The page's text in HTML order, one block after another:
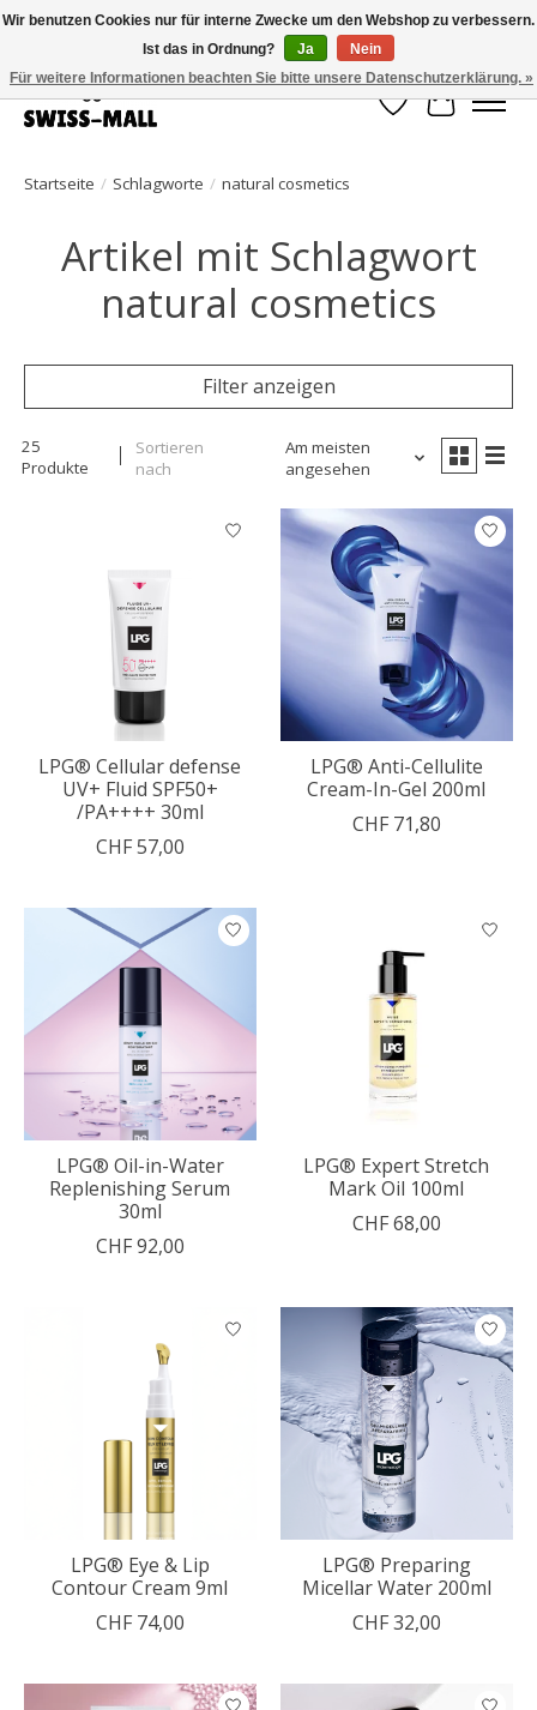
Kostenloser Versand ab CHF 250 – pünktlich und zuverlässig geliefert
Wunschzettel
Ihr
Startseite / Schlagworte / natural cosmetics
Artikel mit Schlagwort
natural cosmetics
Filter anzeigen
25
Produkte
Sortieren
nach
Am meisten
angesehen
LPG® Cellular defense
UV+ Fluid SPF50+
/PA++++ 30ml
CHF 57,00
LPG® Anti-Cellulite
Cream-In-Gel 200ml
CHF 71,80
LPG® Oil-in-Water
Replenishing Serum
30ml
CHF 92,00
LPG® Expert Stretch
Mark Oil 100ml
CHF 68,00
LPG® Eye & Lip
Contour Cream 9ml
CHF 74,00
LPG® Preparing
Micellar Water 200ml
CHF 32,00
Wir benutzen Cookies nur für interne Zwecke um den Webshop zu verbessern.
Ist das in Ordnung?
Ja
Nein
Für weitere Informationen beachten Sie bitte unsere Datenschutzerklärung. »